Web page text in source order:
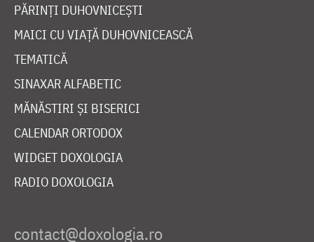
PĂRINȚI DUHOVNICEȘTI
MAICI CU VIAȚĂ DUHOVNICEASCĂ
TEMATICĂ
SINAXAR ALFABETIC
MĂNĂSTIRI ȘI BISERICI
CALENDAR ORTODOX
WIDGET DOXOLOGIA
RADIO DOXOLOGIA